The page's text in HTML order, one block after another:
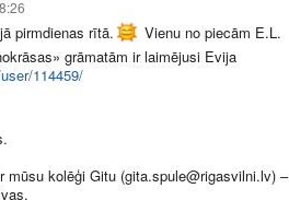
pirmdienas rītā.
Vienu no piecām E.L.
grāmatām ir laimējusi Evija
114459/
mūsu kolēģi Gitu (gita.spule@rigasvilni.lv) –